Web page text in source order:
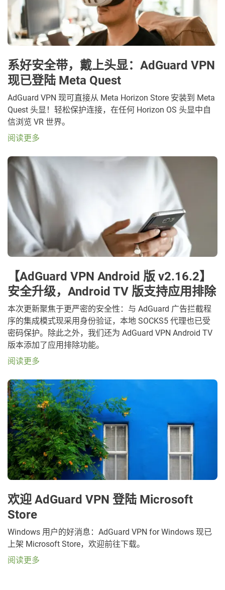
系好安全带，戴上头显：AdGuard VPN
现已登陆 Meta Quest
AdGuard VPN 现可直接从 Meta Horizon Store 安装到 Meta
Quest 头显！轻松保护连接，在任何 Horizon OS 头显中自
信浏览 VR 世界。
阅读更多
【AdGuard VPN Android 版 v2.16.2】
安全升级，Android TV 版支持应用排除
本次更新聚焦于更严密的安全性：与 AdGuard 广告拦截程
序的集成模式现采用身份验证，本地 SOCKS5 代理也已受
密码保护。除此之外，我们还为 AdGuard VPN Android TV
版本添加了应用排除功能。
阅读更多
欢迎 AdGuard VPN 登陆 Microsoft
Store
Windows 用户的好消息：AdGuard VPN for Windows 现已
上架 Microsoft Store，欢迎前往下载。
阅读更多